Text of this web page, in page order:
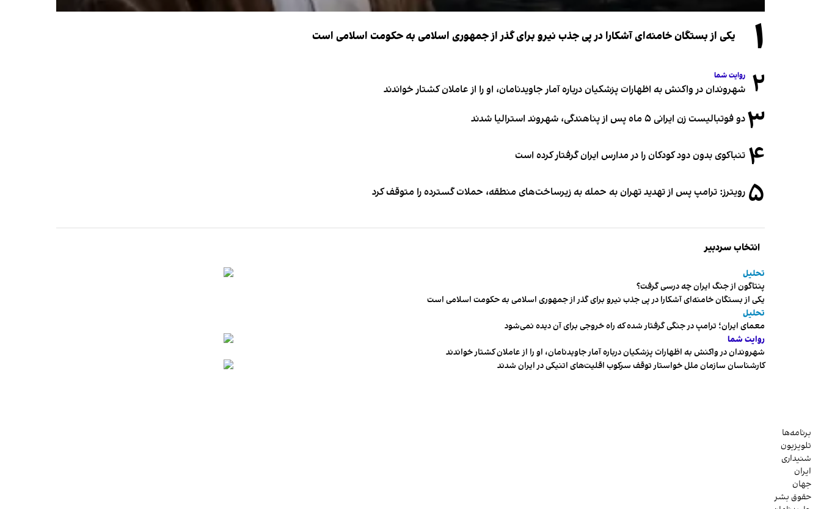
۱ یکی از بستگان خامنه‌ای آشکارا در پی جذب نیرو برای گذر از جمهوری اسلامی به حکومت اسلامی است
۲ روایت شما
شهروندان در واکنش به اظهارات پزشکیان درباره آمار جاویدنامان، او را از عاملان کشتار خواندند
۳دو فوتبالیست زن ایرانی ۵ ماه پس از پناهندگی، شهروند استرالیا شدند
۴ تنباکوی بدون دود کودکان را در مدارس ایران گرفتار کرده است
۵ رویترز: ترامپ پس از تهدید تهران به حمله به زیرساخت‌های منطقه، حملات گسترده را متوقف کرد
انتخاب سردبیر
تحلیل
پنتاگون از جنگ ایران چه درسی گرفت؟
یکی از بستگان خامنه‌ای آشکارا در پی جذب نیرو برای گذر از جمهوری اسلامی به حکومت اسلامی است
تحلیل
معمای ایران؛ ترامپ در جنگی گرفتار شده که راه خروجی برای آن دیده نمی‌شود
روایت شما
شهروندان در واکنش به اظهارات پزشکیان درباره آمار جاویدنامان، او را از عاملان کشتار خواندند
کارشناسان سازمان ملل خواستار توقف سرکوب اقلیت‌های اتنیکی در ایران شدند
برنامه‌ها
تلویزیون
شنیداری
ایران
جهان
حقوق بشر